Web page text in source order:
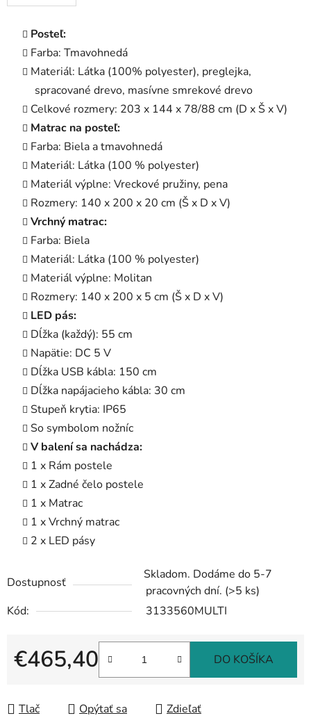
Posteľ:
Farba: Tmavohnedá
Materiál: Látka (100% polyester), preglejka,
spracované drevo, masívne smrekové drevo
Celkové rozmery: 203 x 144 x 78/88 cm (D x Š x V)
Matrac na posteľ:
Farba: Biela a tmavohnedá
Materiál: Látka (100 % polyester)
Materiál výplne: Vreckové pružiny, pena
Rozmery: 140 x 200 x 20 cm (Š x D x V)
Vrchný matrac:
Farba: Biela
Materiál: Látka (100 % polyester)
Materiál výplne: Molitan
Rozmery: 140 x 200 x 5 cm (Š x D x V)
LED pás:
Dĺžka (každý): 55 cm
Napätie: DC 5 V
Dĺžka USB kábla: 150 cm
Dĺžka napájacieho kábla: 30 cm
Stupeň krytia: IP65
So symbolom nožníc
V balení sa nachádza:
1 x Rám postele
1 x Zadné čelo postele
1 x Matrac
1 x Vrchný matrac
2 x LED pásy
Dostupnosť
Skladom. Dodáme do 5-7
pracovných dní. (>5 ks)
Kód:
3133560MULTI
€465,40 DO KOŠÍKA
Tlač Opýtať sa Zdieľať